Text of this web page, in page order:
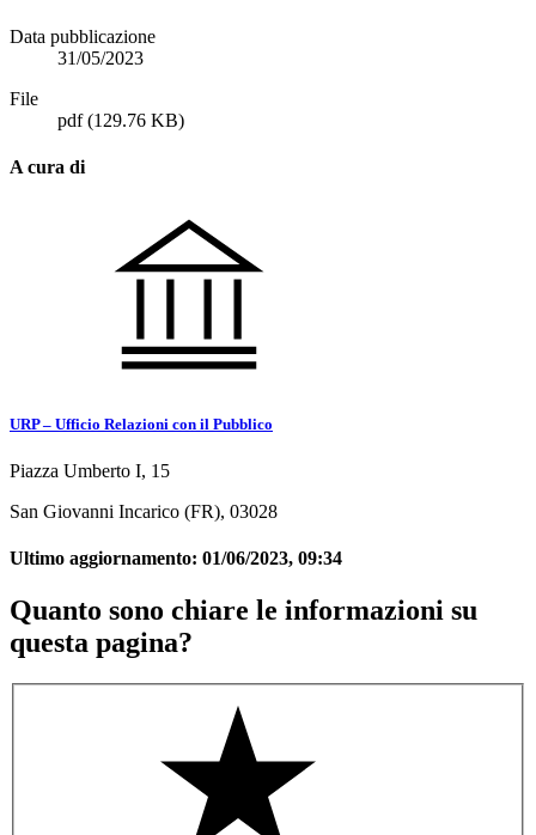
Data pubblicazione
31/05/2023
File
pdf(129.76 KB)
A cura di
URP – Ufficio Relazioni con il Pubblico
Piazza Umberto I, 15
San Giovanni Incarico (FR), 03028
Ultimo aggiornamento: 01/06/2023, 09:34
Quanto sono chiare le informazioni su
questa pagina?